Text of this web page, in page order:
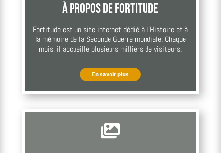
À propos de Fortitude
Fortitude est un site internet dédié à l’Histoire et à
la mémoire de la Seconde Guerre mondiale. Chaque
mois, il accueille plusieurs milliers de visiteurs.
En savoir plus
